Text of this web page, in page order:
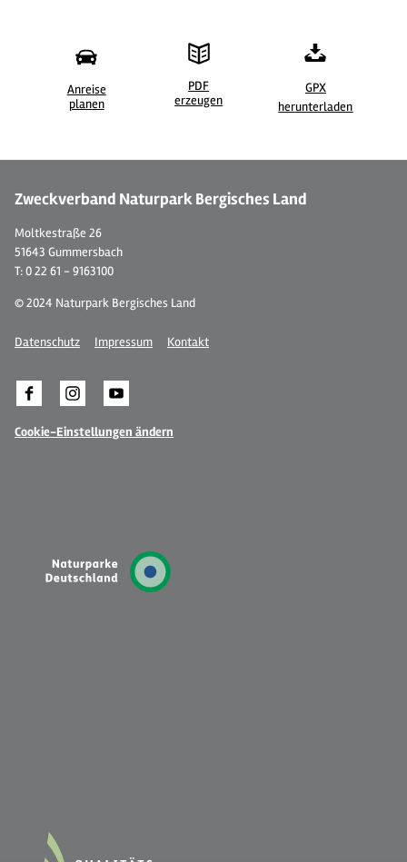
Anreise
planen
PDF
erzeugen
GPX
herunterladen
Zweckverband Naturpark Bergisches Land
Moltkestraße 26
51643 Gummersbach
T: 0 22 61 - 9163100
© 2024 Naturpark Bergisches Land
Datenschutz Impressum Kontakt
Cookie-Einstellungen ändern